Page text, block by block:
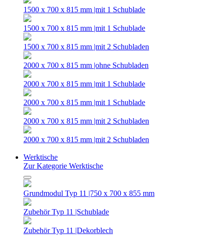
1500 x 700 x 815 mm |mit 1 Schublade
1500 x 700 x 815 mm |mit 1 Schublade
1500 x 700 x 815 mm |mit 2 Schubladen
2000 x 700 x 815 mm |ohne Schubladen
2000 x 700 x 815 mm |mit 1 Schublade
2000 x 700 x 815 mm |mit 1 Schublade
2000 x 700 x 815 mm |mit 2 Schubladen
2000 x 700 x 815 mm |mit 2 Schubladen
Werktische
Zur Kategorie Werktische
Grundmodul Typ 11 |750 x 700 x 855 mm
Zubehör Typ 11 |Schublade
Zubehör Typ 11 |Dekorblech